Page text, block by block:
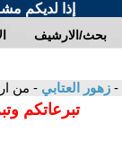
إذا لديكم
بحث/الارشيف
- زهور العتابي - من ارشيف
تبرعاتكم